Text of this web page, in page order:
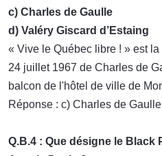
c) Charles de Gaulle
d) Valéry Giscard d’Estaing
« Vive le Québec libre ! » est
24 juillet 1967 de Charles de
balcon de l'hôtel de ville de
Réponse : c) Charles de Gaulle
Q.B.4 : Que désigne le Black